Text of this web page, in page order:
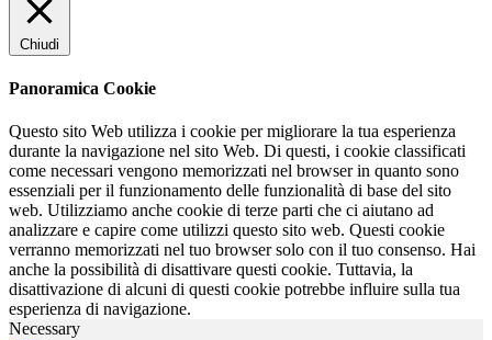
Chiudi
Panoramica Cookie
Questo sito Web utilizza i cookie per migliorare la tua esperienza
durante la navigazione nel sito Web. Di questi, i cookie classificati
come necessari vengono memorizzati nel browser in quanto sono
essenziali per il funzionamento delle funzionalità di base del sito
web. Utilizziamo anche cookie di terze parti che ci aiutano ad
analizzare e capire come utilizzi questo sito web. Questi cookie
verranno memorizzati nel tuo browser solo con il tuo consenso. Hai
anche la possibilità di disattivare questi cookie. Tuttavia, la
disattivazione di alcuni di questi cookie potrebbe influire sulla tua
esperienza di navigazione.
Necessary